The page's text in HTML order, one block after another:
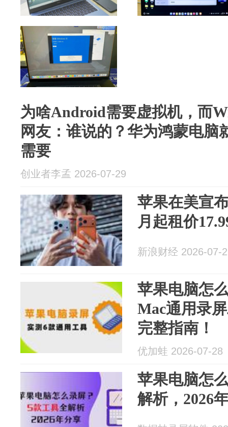
为啥Android需要虚拟机，而
网友：谁说的？华为鸿蒙电脑
需要
创业者李孟 2026-07-29
苹果在美宣
月起租价
新浪财经 2026-07-
苹果电脑怎
Mac通用录
完整指南！
优加蛙 2026-07-28
苹果电脑怎
解析，2026